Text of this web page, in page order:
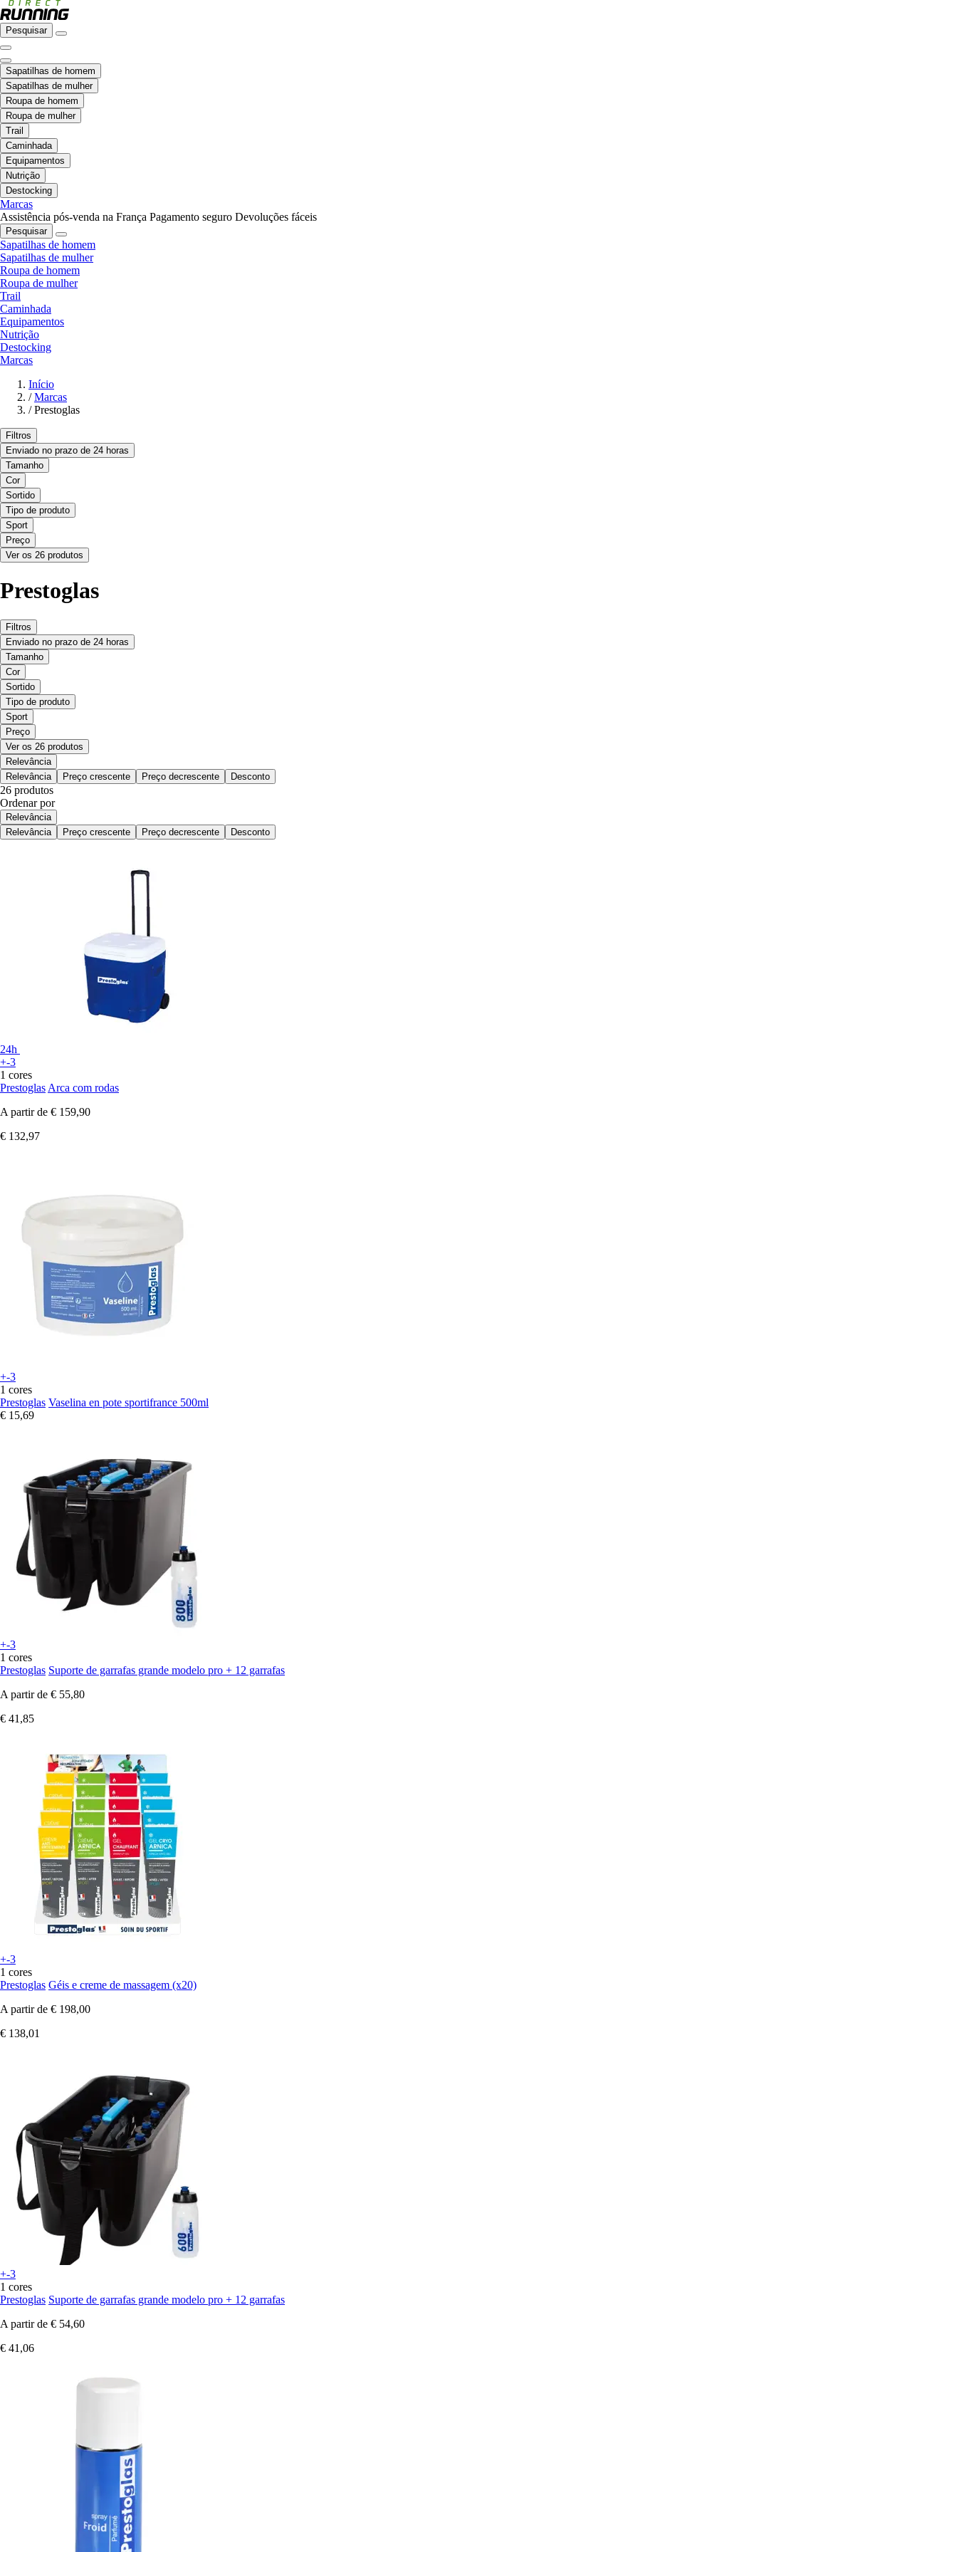
Pesquisar
Sapatilhas de homem
Sapatilhas de mulher
Roupa de homem
Roupa de mulher
Trail
Caminhada
Equipamentos
Nutrição
Destocking
Marcas
Assistência pós-venda na França Pagamento seguro Devoluções fáceis
Pesquisar
Sapatilhas de homem
Sapatilhas de mulher
Roupa de homem
Roupa de mulher
Trail
Caminhada
Equipamentos
Nutrição
Destocking
Marcas
Início
/ Marcas
/ Prestoglas
Filtros
Enviado no prazo de 24 horas
Tamanho
Cor
Sortido
Tipo de produto
Sport
Preço
Ver os 26 produtos
Prestoglas
Filtros
Enviado no prazo de 24 horas
Tamanho
Cor
Sortido
Tipo de produto
Sport
Preço
Ver os 26 produtos
Relevância
Relevância
Preço crescente Preço decrescente Desconto
26 produtos
Ordenar por
Relevância
Relevância
Preço crescente Preço decrescente Desconto
24h
+-3
1 cores
Prestoglas Arca com rodas
A partir de € 159,90
€ 132,97
+-3
1 cores
Prestoglas Vaselina en pote sportifrance 500ml
€ 15,69
+-3
1 cores
Prestoglas Suporte de garrafas grande modelo pro + 12 garrafas
A partir de € 55,80
€ 41,85
+-3
1 cores
Prestoglas Géis e creme de massagem (x20)
A partir de € 198,00
€ 138,01
+-3
1 cores
Prestoglas Suporte de garrafas grande modelo pro + 12 garrafas
A partir de € 54,60
€ 41,06